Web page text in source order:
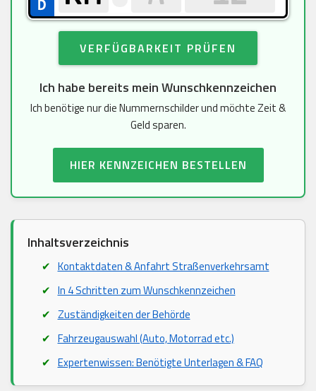
VERFÜGBARKEIT PRÜFEN
Ich habe bereits mein Wunschkennzeichen
Ich benötige nur die Nummernschilder und möchte Zeit &
Geld sparen.
HIER KENNZEICHEN BESTELLEN
Inhaltsverzeichnis
Kontaktdaten & Anfahrt Straßenverkehrsamt
In 4 Schritten zum Wunschkennzeichen
Zuständigkeiten der Behörde
Fahrzeugauswahl (Auto, Motorrad etc.)
Expertenwissen: Benötigte Unterlagen & FAQ